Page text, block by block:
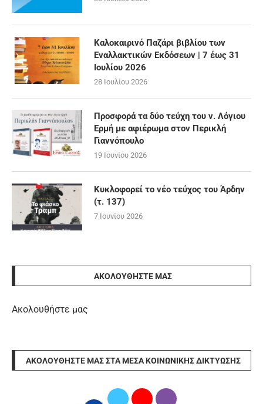
Καλοκαιρινό Παζάρι βιβλίου των
Εναλλακτικών Εκδόσεων | 7 έως 31
Ιουλίου 2026
28 Ιουλίου 2026
Προσφορά τα δύο τεύχη του ν. Λόγιου
Ερμή με αφιέρωμα στον Περικλή
Γιαννόπουλο
19 Ιουνίου 2026
Κυκλοφορεί το νέο τεύχος του Άρδην
(τ. 137)
7 Ιουνίου 2026
ΑΚΟΛΟΥΘΉΣΤΕ ΜΑΣ
Ακολουθήστε μας
ΑΚΟΛΟΥΘΉΣΤΕ ΜΑΣ ΣΤΑ ΜΈΣΑ ΚΟΙΝΩΝΙΚΉΣ ΔΙΚΤΎΩΣΗΣ